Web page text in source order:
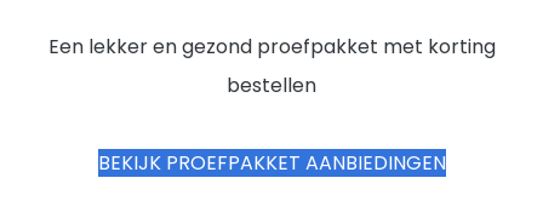
Een lekker en gezond proefpakket met korting
bestellen
BEKIJK PROEFPAKKET AANBIEDINGEN